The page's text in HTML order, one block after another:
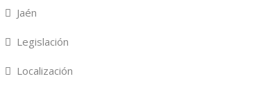
Jaén
Legislación
Localización